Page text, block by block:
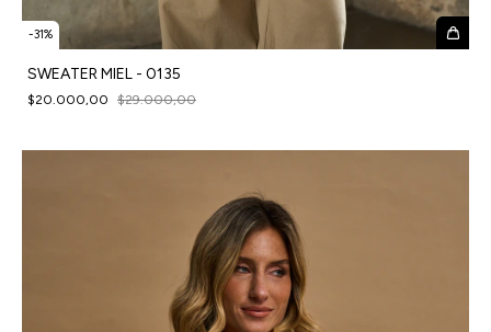
-31%
SWEATER MIEL - 0135
$20.000,00 $29.000,00